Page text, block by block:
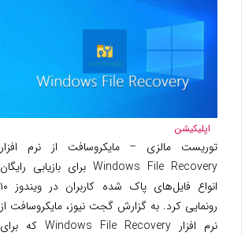
اپلیکیشن
توریست مالزی – مایکروسافت از نرم افزار
Windows File Recovery برای بازیابی رایگان
انواع فایل‌های پاک شده کاربران در ویندوز ۱۰
رونمایی کرد. به گزارش گجت نیوز، مایکروسافت از
نرم افزار Windows File Recovery که برای